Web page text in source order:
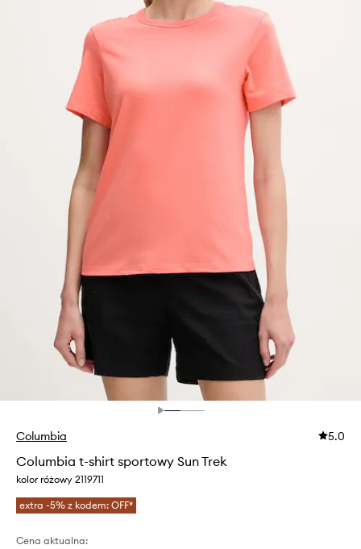
Columbia 5.0
Columbia t-shirt sportowy Sun Trek
kolor różowy 2119711
extra -5% z kodem: OFF*
Cena aktualna: